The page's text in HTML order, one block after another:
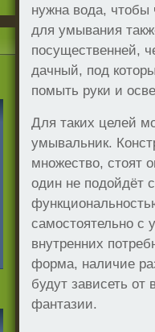
нужна вода, чтобы
для умывания
посущественней,
дачный, под
помыть руки и
Для таких целей
умывальник.
множество, стоят
один не подойдёт
самостоятельно с
внутренних
форма, наличие
будут зависеть от
фантазии.